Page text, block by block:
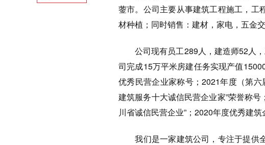
蓥市。公司主要从事建筑工程施工，工
材种植；同时销售：建材，家电，五金
公司现有员工289人，建造师52人，
司完成15万平米房建任务实现产值
优秀民营企业家称号；2021年度（第
建筑服务十大诚信民营企业家”荣誉称
川省诚信民营企业”；2020年度优秀建
我们是一家建筑公司，专注于提供